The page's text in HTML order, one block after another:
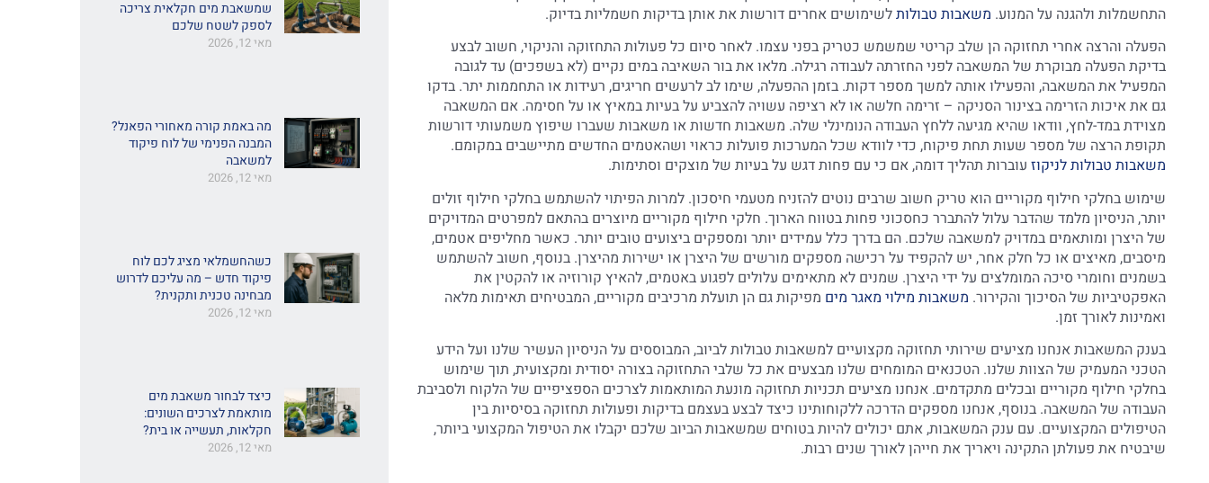
התחשמלות ולהגנה על המנוע. משאבות טבולותלשימושים אחרים דורשות את אותן בדיקות חשמליות בדיוק.
הפעלה והרצה אחרי תחזוקה הן שלב קריטי שמשמש כטריק בפני עצמו. לאחר סיום כל פעולות התחזוקה והניקוי, חשוב לבצע
בדיקת הפעלה מבוקרת של המשאבה לפני החזרתה לעבודה רגילה. מלאו את בור השאיבה במים נקיים (לא בשפכים) עד לגובה
המפעיל את המשאבה, והפעילו אותה למשך מספר דקות. בזמן ההפעלה, שימו לב לרעשים חריגים, רעידות או התחממות יתר. בדקו
גם את איכות הזרימה בצינור הסניקה – זרימה חלשה או לא רציפה עשויה להצביע על בעיות במאיץ או על חסימה. אם המשאבה
מצוידת במד-לחץ, וודאו שהיא מגיעה ללחץ העבודה הנומינלי שלה. משאבות חדשות או משאבות שעברו שיפוץ משמעותי דורשות
תקופת הרצה של מספר שעות תחת פיקוח, כדי לוודא שכל המערכות פועלות כראוי ושהאטמים החדשים מתיישבים במקומם.
משאבות טבולות לניקוז עוברות תהליך דומה, אם כי עם פחות דגש על בעיות של מוצקים וסתימות.
שימוש בחלקי חילוף מקוריים הוא טריק חשוב שרבים נוטים להזניח מטעמי חיסכון. למרות הפיתוי להשתמש בחלקי חילוף זולים
יותר, הניסיון מלמד שהדבר עלול להתברר כחסכוני פחות בטווח הארוך. חלקי חילוף מקוריים מיוצרים בהתאם למפרטים המדויקים
של היצרן ומותאמים במדויק למשאבה שלכם. הם בדרך כלל עמידים יותר ומספקים ביצועים טובים יותר. כאשר מחליפים אטמים,
מיסבים, מאיצים או כל חלק אחר, יש להקפיד על רכישה מספקים מורשים של היצרן או ישירות מהיצרן. בנוסף, חשוב להשתמש
בשמנים וחומרי סיכה המומלצים על ידי היצרן. שמנים לא מתאימים עלולים לפגוע באטמים, להאיץ קורוזיה או להקטין את
האפקטיביות של הסיכוך והקירור. משאבות מילוי מאגר מים מפיקות גם הן תועלת מרכיבים מקוריים, המבטיחים תאימות מלאה
ואמינות לאורך זמן.
בענק המשאבות אנחנו מציעים שירותי תחזוקה מקצועיים למשאבות טבולות לביוב, המבוססים על הניסיון העשיר שלנו ועל הידע
הטכני המעמיק של הצוות שלנו. הטכנאים המומחים שלנו מבצעים את כל שלבי התחזוקה בצורה יסודית ומקצועית, תוך שימוש
בחלקי חילוף מקוריים ובכלים מתקדמים. אנחנו מציעים תכניות תחזוקה מונעת המותאמות לצרכים הספציפיים של הלקוח ולסביבת
העבודה של המשאבה. בנוסף, אנחנו מספקים הדרכה ללקוחותינו כיצד לבצע בעצמם בדיקות ופעולות תחזוקה בסיסיות בין
הטיפולים המקצועיים. עם ענק המשאבות, אתם יכולים להיות בטוחים שמשאבות הביוב שלכם יקבלו את הטיפול המקצועי ביותר,
שיבטיח את פעולתן התקינה ויאריך את חייהן לאורך שנים רבות.
שמשאבת מים חקלאית צריכה
לספק לשטח שלכם
מאי 12, 2026
מה באמת קורה מאחורי הפאנל?
המבנה הפנימי של לוח פיקוד
למשאבה
מאי 12, 2026
כשהחשמלאי מציג לכם לוח
פיקוד חדש – מה עליכם לדרוש
מבחינה טכנית ותקנית?
מאי 12, 2026
כיצד לבחור משאבת מים
מותאמת לצרכים השונים:
חקלאות, תעשייה או בית?
מאי 12, 2026